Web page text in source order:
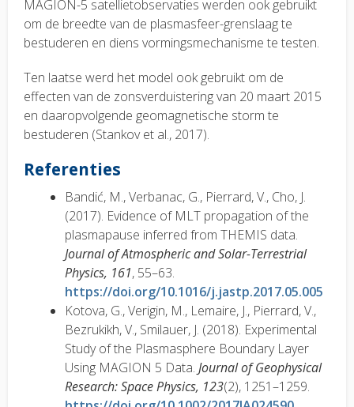
MAGION-5 satellietobservaties werden ook gebruikt
om de breedte van de plasmasfeer-grenslaag te
bestuderen en diens vormingsmechanisme te testen.
Ten laatse werd het model ook gebruikt om de
effecten van de zonsverduistering van 20 maart 2015
en daaropvolgende geomagnetische storm te
bestuderen (Stankov et al., 2017).
Referenties
Bandić, M., Verbanac, G., Pierrard, V., Cho, J.
(2017). Evidence of MLT propagation of the
plasmapause inferred from THEMIS data.
Journal of Atmospheric and Solar-Terrestrial
Physics, 161, 55–63.
https://doi.org/10.1016/j.jastp.2017.05.005
Kotova, G., Verigin, M., Lemaire, J., Pierrard, V.,
Bezrukikh, V., Smilauer, J. (2018). Experimental
Study of the Plasmasphere Boundary Layer
Using MAGION 5 Data. Journal of Geophysical
Research: Space Physics, 123(2), 1251–1259.